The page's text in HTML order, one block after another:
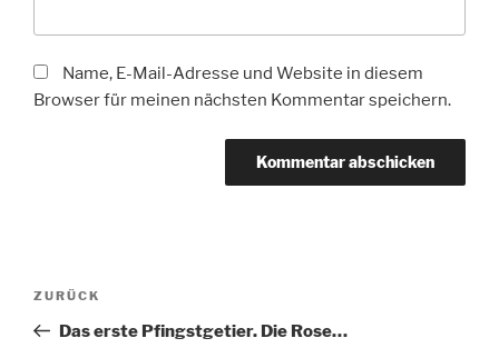
Name, E-Mail-Adresse und Website in diesem
Browser für meinen nächsten Kommentar speichern.
Beitragsnavigation
Vorheriger
Beitrag
ZURÜCK
Das erste Pfingstgetier. Die Rose…